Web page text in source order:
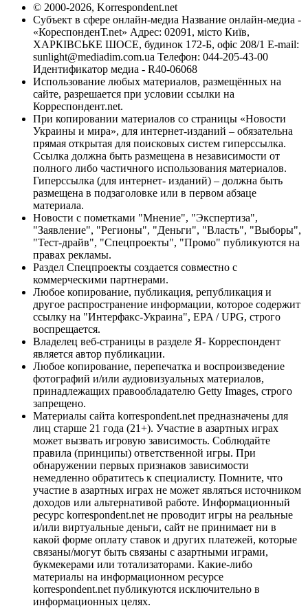
© 2000-2026, Korrespondent.net
Субъект в сфере онлайн-медиа Название онлайн-медиа -
«КореспонденТ.net» Адрес: 02091, місто Київ,
ХАРКІВСЬКЕ ШОСЕ, будинок 172-Б, офіс 208/1 E-mail:
sunlight@mediadim.com.ua Телефон: 044-205-43-00
Идентификатор медиа - R40-06068
Использование любых материалов, размещённых на
сайте, разрешается при условии ссылки на
Корреспондент.net.
При копировании материалов со страницы «Новости
Украины и мира», для интернет-изданий – обязательна
прямая открытая для поисковых систем гиперссылка.
Ссылка должна быть размещена в независимости от
полного либо частичного использования материалов.
Гиперссылка (для интернет- изданий) – должна быть
размещена в подзаголовке или в первом абзаце
материала.
Новости с пометками "Мнение", "Экспертиза",
"Заявление", "Регионы", "Деньги", "Власть", "Выборы",
"Тест-драйв", "Спецпроекты", "Промо" публикуются на
правах рекламы.
Раздел Спецпроекты создается совместно с
коммерческими партнерами.
Любое копирование, публикация, републикация и
другое распространение информации, которое содержит
ссылку на "Интерфакс-Украина", EPA / UPG, строго
воспрещается.
Владелец веб-страницы в разделе Я- Корреспондент
является автор публикации.
Любое копирование, перепечатка и воспроизведение
фотографий и/или аудиовизуальных материалов,
принадлежащих правообладателю Getty Images, строго
запрещено.
Материалы сайта korrespondent.net предназначены для
лиц старше 21 года (21+). Участие в азартных играх
может вызвать игровую зависимость. Соблюдайте
правила (принципы) ответственной игры. При
обнаружении первых признаков зависимости
немедленно обратитесь к специалисту. Помните, что
участие в азартных играх не может являться источником
доходов или альтернативой работе. Информационный
ресурс korrespondent.net не проводит игры на реальные
и/или виртуальные деньги, сайт не принимает ни в
какой форме оплату ставок и других платежей, которые
связаны/могут быть связаны с азартными играми,
букмекерами или тотализаторами. Какие-либо
материалы на информационном ресурсе
korrespondent.net публикуются исключительно в
информационных целях.